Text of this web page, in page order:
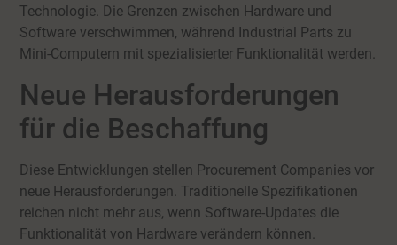
Technologie. Die Grenzen zwischen Hardware und
Software verschwimmen, während Industrial Parts zu
Mini-Computern mit spezialisierter Funktionalität werden.
Neue Herausforderungen
für die Beschaffung
Diese Entwicklungen stellen Procurement Companies vor
neue Herausforderungen. Traditionelle Spezifikationen
reichen nicht mehr aus, wenn Software-Updates die
Funktionalität von Hardware verändern können.